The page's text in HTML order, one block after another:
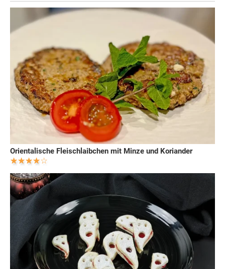
Orientalische Fleischlaibchen mit Minze und Koriander